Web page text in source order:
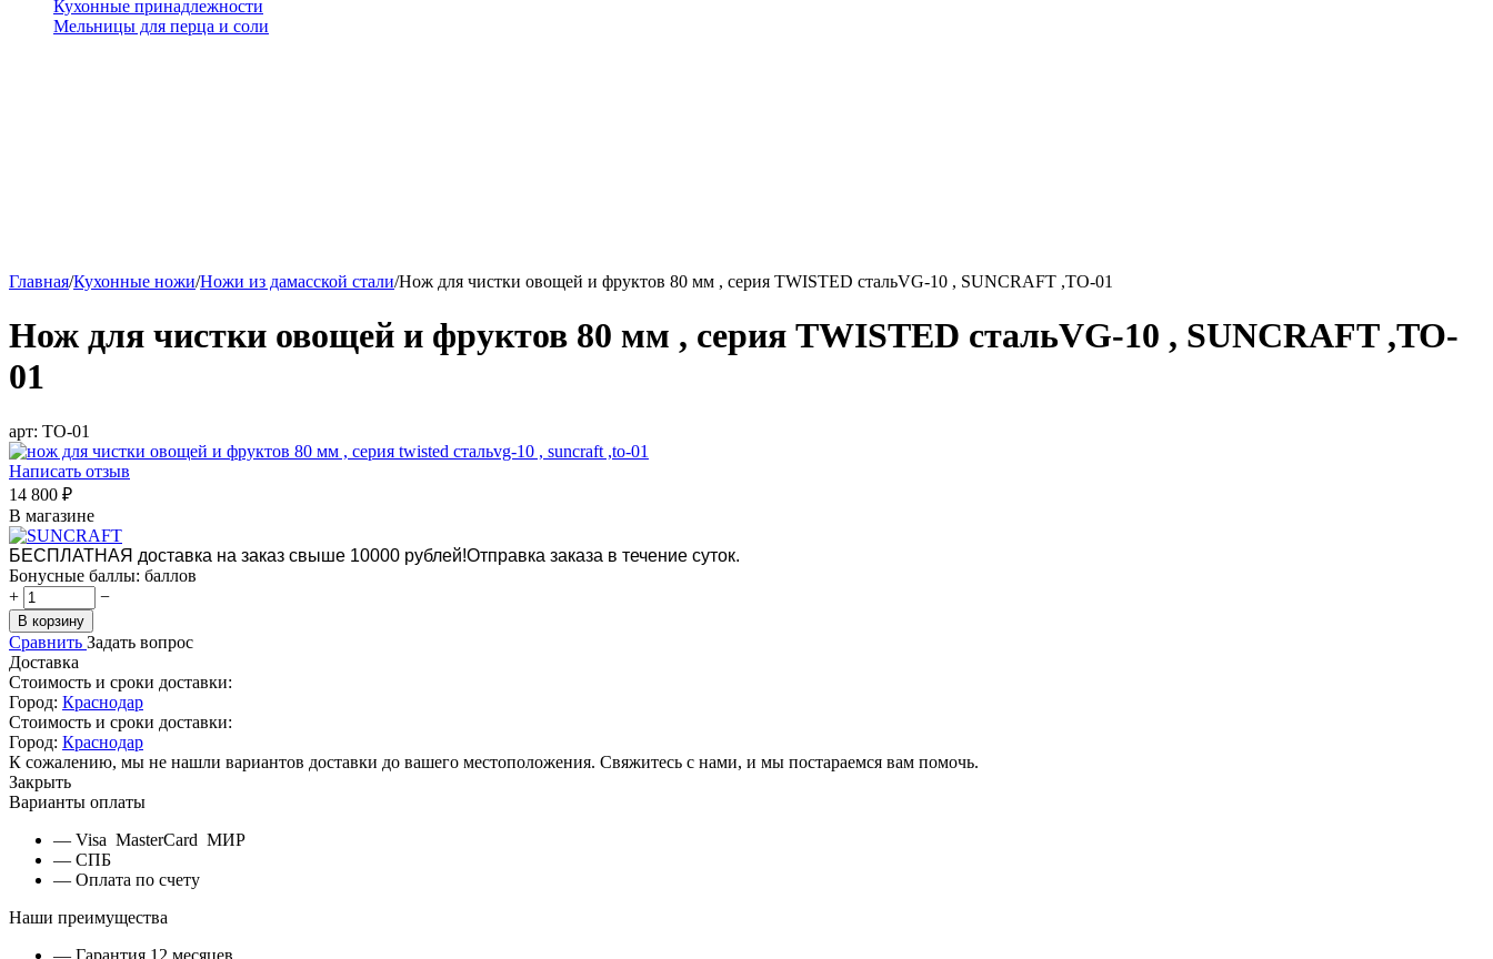
Кухонные принадлежности
Мельницы для перца и соли
Главная/Кухонные ножи/Ножи из дамасской стали/Нож для чистки овощей и фруктов 80 мм , серия TWISTED стальVG-10 , SUNCRAFT ,TO-01
Нож для чистки овощей и фруктов 80 мм , серия TWISTED стальVG-10 , SUNCRAFT ,TO-
01
арт: TO-01
Написать отзыв
14 800 ₽
В магазине
БЕСПЛАТНАЯ доставка на заказ свыше 10000 рублей!Отправка заказа в течение суток.
Бонусные баллы: баллов
+
−
В корзину
Сравнить Задать вопрос
Доставка
Стоимость и сроки доставки:
Город: Краснодар
Стоимость и сроки доставки:
Город: Краснодар
К сожалению, мы не нашли вариантов доставки до вашего местоположения. Свяжитесь с нами, и мы постараемся вам помочь.
Закрыть
Варианты оплаты
— Visa MasterCard МИР
— СПБ
— Оплата по счету
Наши преимущества
— Гарантия 12 месяцев